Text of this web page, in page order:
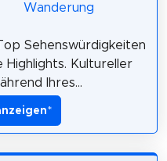
Sehenswürdigkeiten
Kultureller
Ihres...
*